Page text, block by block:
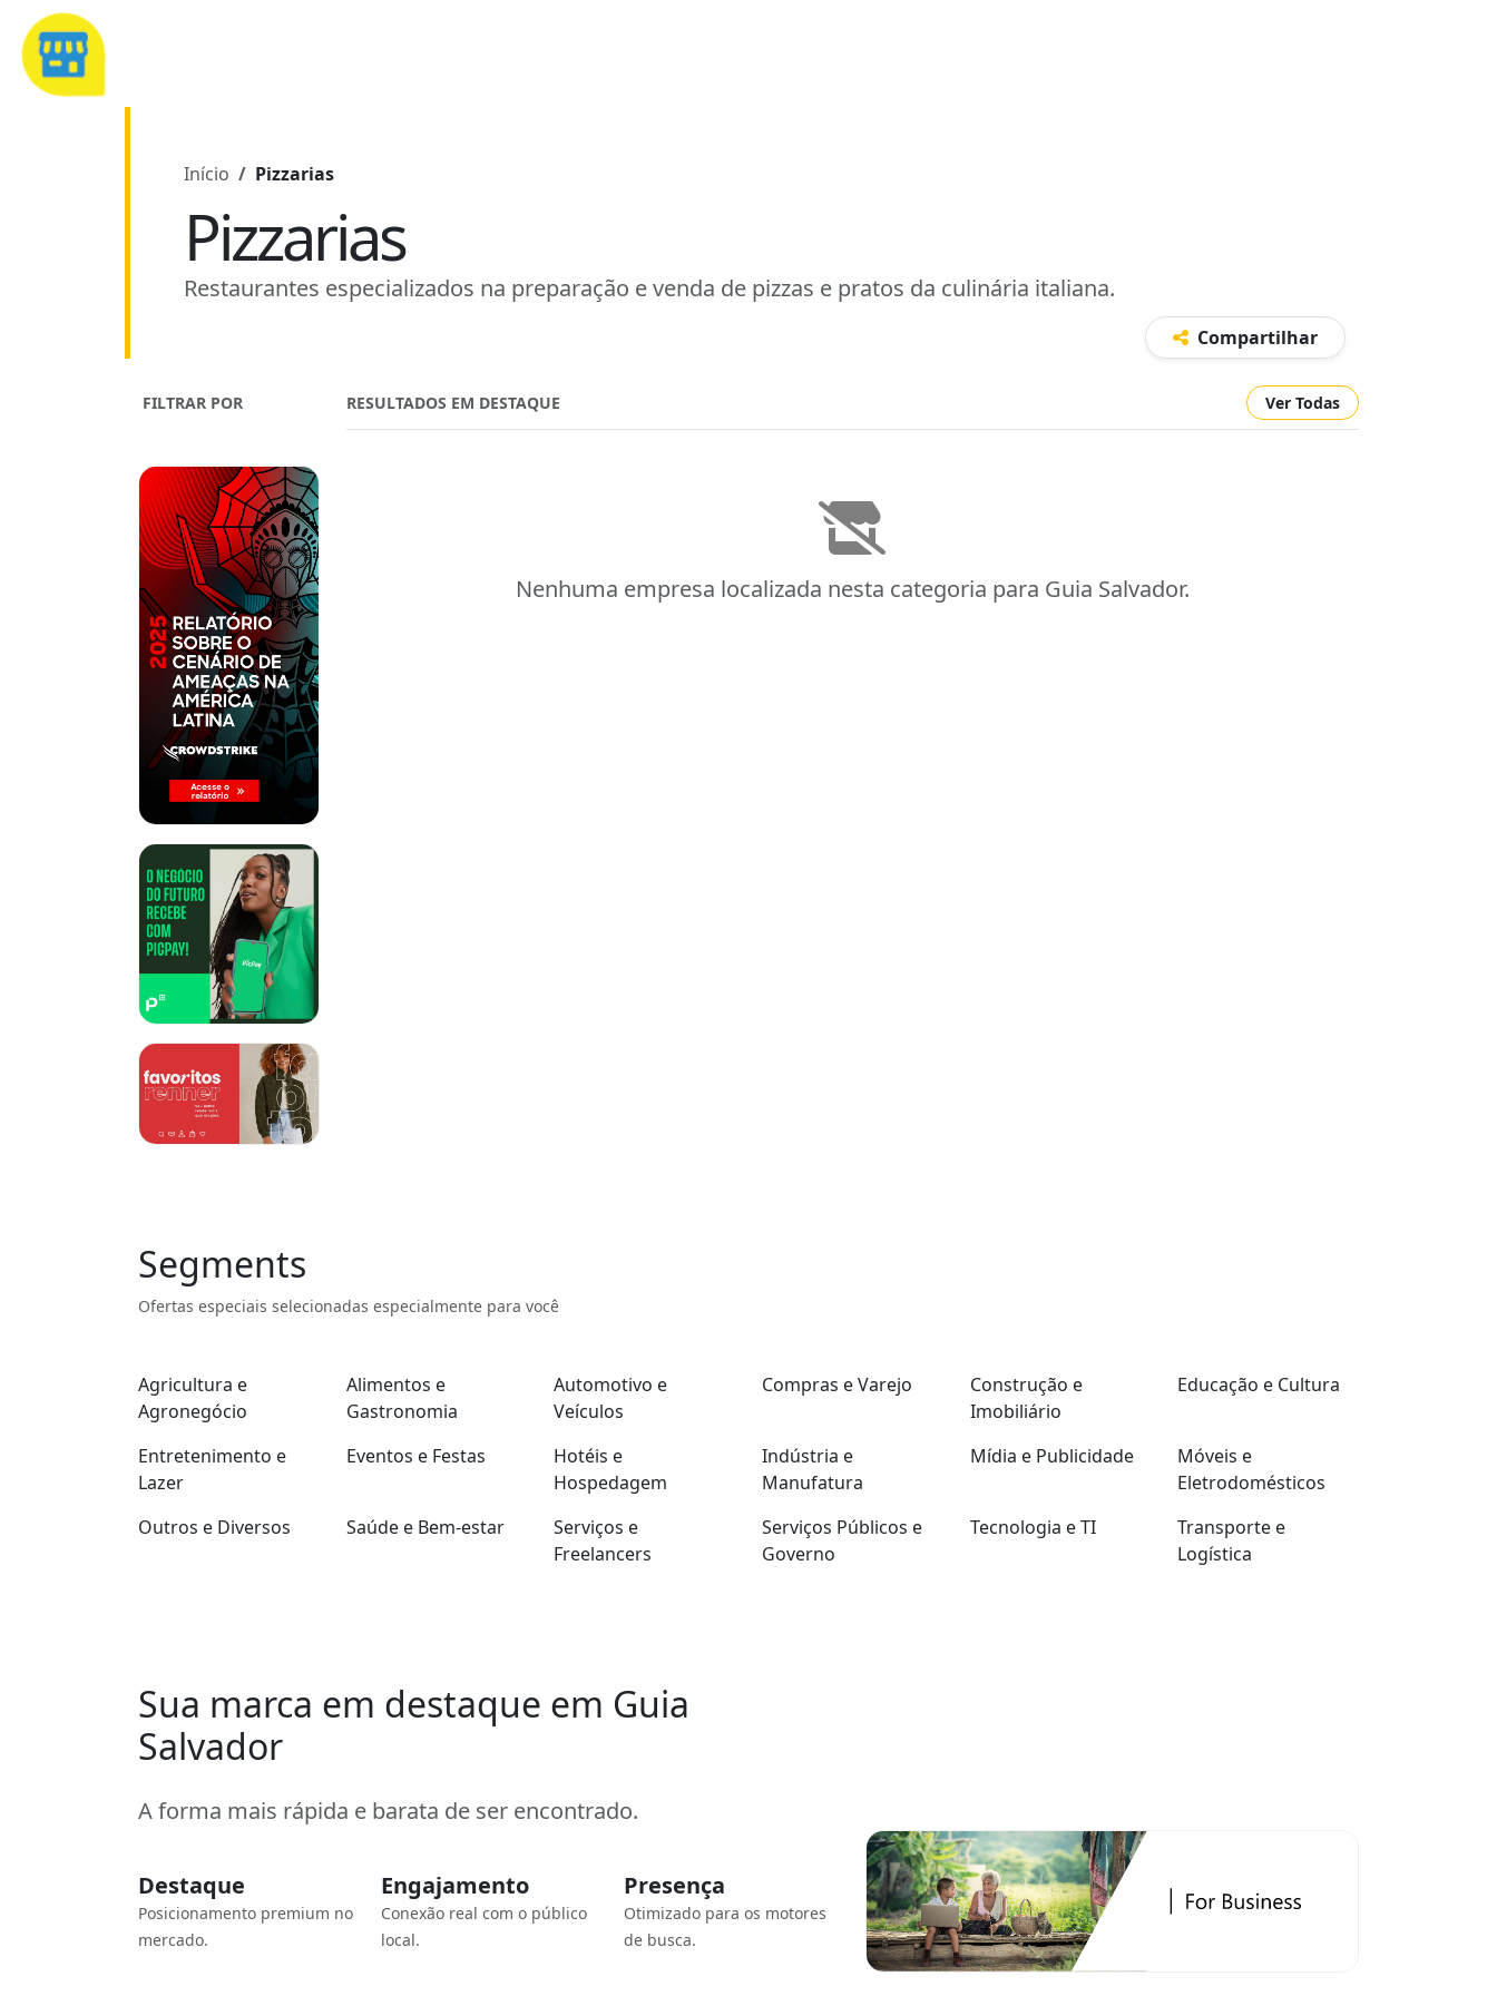
Início Pizzarias
Pizzarias
Restaurantes especializados na preparação e venda de pizzas e pratos da culinária italiana.
Compartilhar
FILTRAR POR RESULTADOS EM DESTAQUE Ver Todas
Nenhuma empresa localizada nesta categoria para Guia Salvador.
Segments
Ofertas especiais selecionadas especialmente para você
Agricultura e
Agronegócio
Alimentos e
Gastronomia
Automotivo e
Veículos
Compras e Varejo
Construção e
Imobiliário
Educação e Cultura
Entretenimento e
Lazer
Eventos e Festas
Hotéis e
Hospedagem
Indústria e
Manufatura
Mídia e Publicidade
Móveis e
Eletrodomésticos
Outros e Diversos
Saúde e Bem-estar
Serviços e
Freelancers
Serviços Públicos e
Governo
Tecnologia e TI
Transporte e
Logística
Sua marca em destaque em Guia
Salvador
A forma mais rápida e barata de ser encontrado.
Destaque
Posicionamento premium no
mercado.
Engajamento
Conexão real com o público
local.
Presença
Otimizado para os motores
de busca.